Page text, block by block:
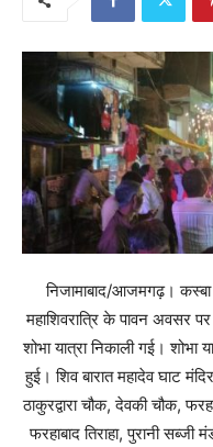
निजामाबाद/आजमगढ़। कस्बा
महाशिवरात्रि के पावन अवसर
शोभा यात्रा निकाली गई। शोभा
हुई। शिव बारात महादेव घाट
ठाकुरद्वारा चौक, देवकी चौक,
फरहाबाद तिराहा, पुरानी सब्जी